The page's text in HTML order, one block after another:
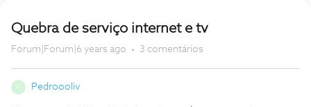
Quebra de serviço internet e tv
Forum|Forum|6 years ago 3 comentários
Pedroooliv